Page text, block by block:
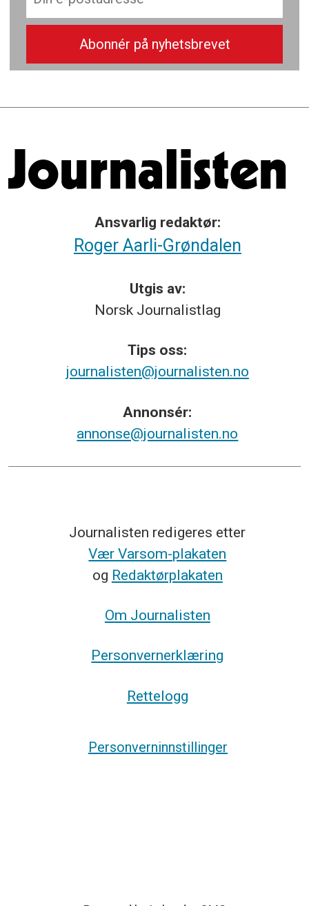
Ansvarlig redaktør:
Roger Aarli-Grøndalen
Utgis av:
Norsk Journalistlag
Tips oss:
journalisten@journalisten.no
Annonsér:
annonse@journalisten.no
Journalisten redigeres etter
Vær Varsom-plakaten
og Redaktørplakaten
Om Journalisten
Personvernerklæring
Rettelogg
Personverninnstillinger